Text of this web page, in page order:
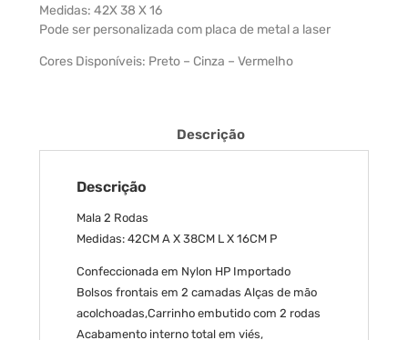
Medidas: 42X 38 X 16
Pode ser personalizada com placa de metal a laser
Cores Disponíveis: Preto – Cinza – Vermelho
Descrição
Descrição
Mala 2 Rodas
Medidas: 42CM A X 38CM L X 16CM P
Confeccionada em Nylon HP Importado
Bolsos frontais em 2 camadas Alças de mão
acolchoadas,Carrinho embutido com 2 rodas
Acabamento interno total em viés,